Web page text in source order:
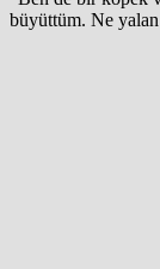
büyüttüm. Ne